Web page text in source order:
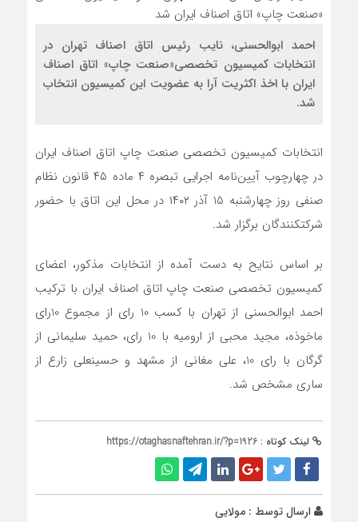
احمد ابوالحسنی، نایب رئیس اتاق اصناف تهران در
انتخابات کمیسیون تخصصی«صنعت چاپ» اتاق اصناف
ایران با اخذ اکثریت آرا به عضویت این کمیسیون انتخاب
شد.
انتخابات کمیسیون تخصصی صنعت چاپ اتاق اصناف ایران
در چهارچوب آیین‌نامه اجرایی تبصره ۴ ماده ۴۵ قانون نظام
صنفی روز چهارشنبه 15 آذر ۱۴۰۲ در محل این اتاق با حضور
شرکت‎کنندگان برگزار شد.
بر اساس نتایح به دست آمده از انتخابات مذکور، اعضای
کمیسیون تخصصی صنعت چاپ اتاق اصناف ایران با ترکیب
احمد ابوالحسنی از تهران با کسب 10 رای از مجموع 10رای
ماخوذه، مجید محبی از ارومیه با 10 رای، حمید سلیمانی از
گرگان با رای 10، علی مغانی از مشهد و حسینعلی زارع از
ساری مشخص شد.
لینک کوتاه : https://otaghasnaftehran.ir/?p=1926
ارسال توسط : مولایی